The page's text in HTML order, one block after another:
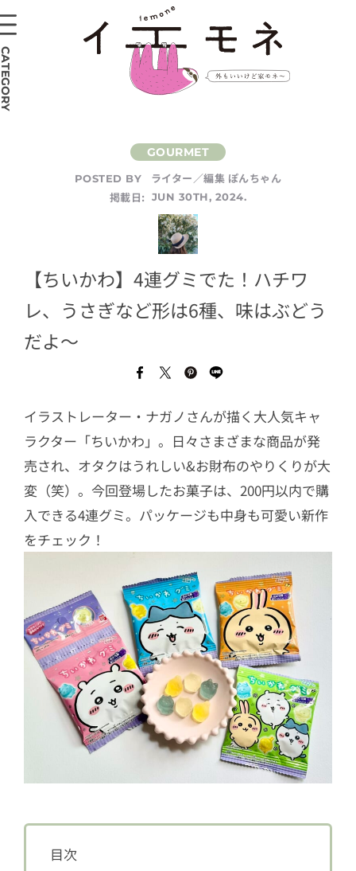
POSTED BY
ライター／編集 ぽんちゃん
掲載日:
JUN 30TH, 2024.
【ちいかわ】4連グミでた！ハチワ
レ、うさぎなど形は6種、味はぶどう
だよ～
イラストレーター・ナガノさんが描く大人気キャ
ラクター「ちいかわ」。日々さまざまな商品が発
売され、オタクはうれしい&お財布のやりくりが大
変（笑）。今回登場したお菓子は、200円以内で購
入できる4連グミ。パッケージも中身も可愛い新作
をチェック！
目次